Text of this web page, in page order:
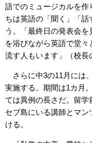
語でのミュージカルを作
ちは英語の「聞く」「
う。「最終日の発表会
を浴びながら英語で堂
流す人もいます」（校長
さらに中3の11月には
実施する。期間は1カ月
ては異例の長さだ。留学
セブ島にいる講師とマ
ける。